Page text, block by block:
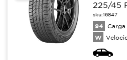
225/45
sku:16847
94 Carga
W